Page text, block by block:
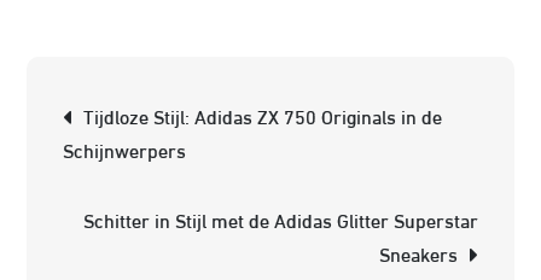
Tijdloze Stijl: Adidas ZX 750 Originals in de
Schijnwerpers
Schitter in Stijl met de Adidas Glitter Superstar
Sneakers